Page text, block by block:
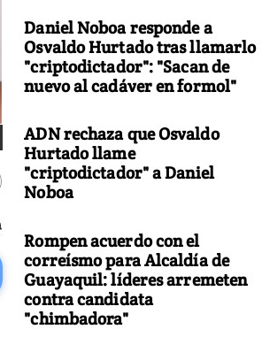
Daniel Noboa responde a
Osvaldo Hurtado tras llamarlo
"criptodictador": "Sacan de
nuevo al cadáver en formol"
ADN rechaza que Osvaldo
Hurtado llame
"criptodictador" a Daniel
Noboa
Rompen acuerdo con el
correísmo para Alcaldía de
Guayaquil: líderes arremeten
contra candidata
"chimbadora"